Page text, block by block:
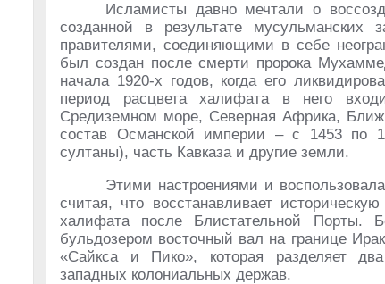
Исламисты давно мечтали о
созданной в результате
правителями, соединяющими в себе
был создан после смерти пророка
начала 1920-х годов, когда его
период расцвета халифата в него
Средиземном море, Северная Африка,
состав Османской империи – с 1453 по
султаны), часть Кавказа и другие земли.
Этими настроениями и
считая, что восстанавливает
халифата после Блистательной Порты.
бульдозером восточный вал на границе
«Сайкса и Пико», которая разделяет
западных колониальных держав.